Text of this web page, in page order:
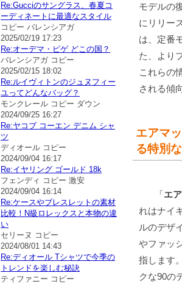
モデルの
にリリー
は、定番
た、より
これらの
される傾
エアマ
る特別
「エ
れはナイ
ルのデザ
やファッ
指します
クな90の
Re:Gucciのサングラス、春夏コ
ーディネートに最適なスタイル
コピー バレンシアガ
2025/02/19 17:23
Re:オーデマ・ピゲ どこの国？
バレンシアガ コピー
2025/02/15 18:02
Re:ルイヴィトンのジュヌフィー
ユってどんなバッグ？
モンクレール コピー ダウン
2024/09/25 16:27
Re:ヤコブ コーエン デニム シャ
ツ
ディオール コピー
2024/09/04 16:17
Re:イヤリング ゴールド 18k
フェンディ コピー 激安
2024/09/04 16:14
Re:ケースやブレスレットの素材
比較！N級ロレックスと本物の違
い
セリーヌ コピー
2024/08/01 14:43
Re:ディオール Tシャツで今季の
トレンドを楽しむ秘訣
ティファニー コピー